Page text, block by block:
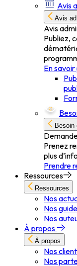
Avis
Avis
Avis
Publiez,
En savoir
Besoin
Prenez
plus
Prendre
Ressources
Ressources
Nos
Nos
Nos
À propos
À propos
Nos
Nos